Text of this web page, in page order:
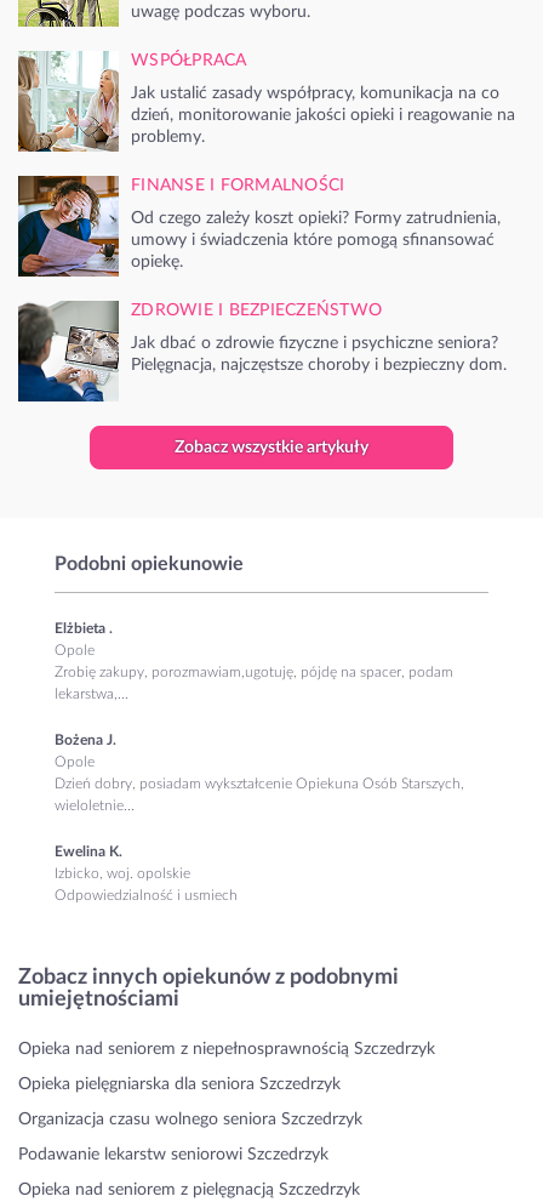
uwagę podczas wyboru.
WSPÓŁPRACA
Jak ustalić zasady współpracy, komunikacja na co
dzień, monitorowanie jakości opieki i reagowanie na
problemy.
FINANSE I FORMALNOŚCI
Od czego zależy koszt opieki? Formy zatrudnienia,
umowy i świadczenia które pomogą sfinansować
opiekę.
ZDROWIE I BEZPIECZEŃSTWO
Jak dbać o zdrowie fizyczne i psychiczne seniora?
Pielęgnacja, najczęstsze choroby i bezpieczny dom.
Zobacz wszystkie artykuły
Podobni opiekunowie
Elżbieta .
Opole
Zrobię zakupy, porozmawiam,ugotuję, pójdę na spacer, podam
lekarstwa,...
Bożena J.
Opole
Dzień dobry, posiadam wykształcenie Opiekuna Osób Starszych,
wieloletnie...
Ewelina K.
Izbicko, woj. opolskie
Odpowiedzialność i usmiech
Zobacz innych opiekunów z podobnymi
umiejętnościami
Opieka nad seniorem z niepełnosprawnością Szczedrzyk
Opieka pielęgniarska dla seniora Szczedrzyk
Organizacja czasu wolnego seniora Szczedrzyk
Podawanie lekarstw seniorowi Szczedrzyk
Opieka nad seniorem z pielęgnacją Szczedrzyk